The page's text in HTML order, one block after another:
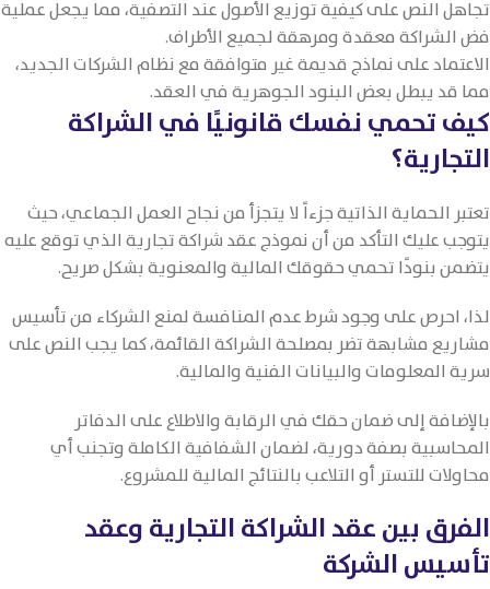
تجاهل النص على كيفية توزيع الأصول عند التصفية، مما يجعل عملية
فض الشراكة معقدة ومرهقة لجميع الأطراف.
الاعتماد على نماذج قديمة غير متوافقة مع نظام الشركات الجديد،
مما قد يبطل بعض البنود الجوهرية في العقد.
كيف تحمي نفسك قانونيًا في الشراكة
التجارية؟
تعتبر الحماية الذاتية جزءاً لا يتجزأ من نجاح العمل الجماعي، حيث
يتوجب عليك التأكد من أن نموذج عقد شراكة تجارية الذي توقع عليه
يتضمن بنودًا تحمي حقوقك المالية والمعنوية بشكل صريح.
لذا، احرص على وجود شرط عدم المنافسة لمنع الشركاء من تأسيس
مشاريع مشابهة تضر بمصلحة الشراكة القائمة، كما يجب النص على
سرية المعلومات والبيانات الفنية والمالية.
بالإضافة إلى ضمان حقك في الرقابة والاطلاع على الدفاتر
المحاسبية بصفة دورية، لضمان الشفافية الكاملة وتجنب أي
محاولات للتستر أو التلاعب بالنتائج المالية للمشروع.
الفرق بين عقد الشراكة التجارية وعقد
تأسيس الشركة